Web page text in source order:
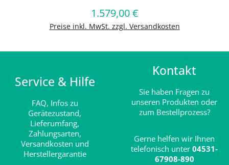
Regulärer Preis:
1.579,00 €
Preise inkl. MwSt. zzgl. Versandkosten
In den Warenkorb
Service & Hilfe
FAQ, Infos zu
Gerätezustand,
Lieferumfang,
Zahlungsarten,
Versandkosten und
Herstellergarantie
Kontakt
Sie haben Fragen zu
unseren Produkten oder
zum Bestellprozess?
Gerne helfen wir Ihnen
telefonisch unter 04531-
67908-890